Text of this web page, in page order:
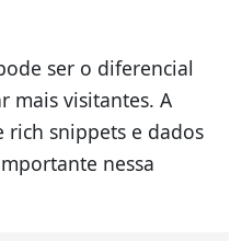
ser o diferencial
mais visitantes. A
rich snippets e dados
nessa